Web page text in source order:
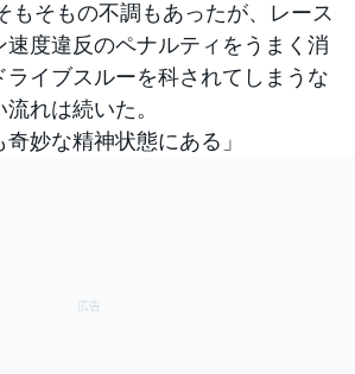
もそもの不調もあったが、レース
速度違反のペナルティをうまく消
イブスルーを科されてしまうな
れは続いた。
奇妙な精神状態にある」